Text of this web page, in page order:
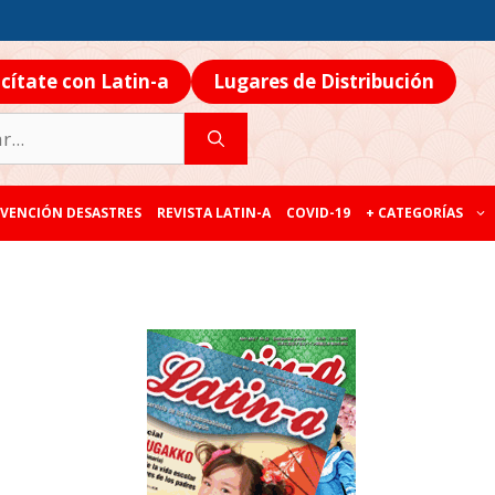
con Latin-a Lugares de Distribución
DESASTRES REVISTA LATIN-A COVID-19 + CATEGORÍAS